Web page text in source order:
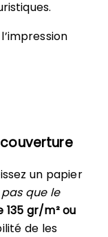
un papier
que le
135 gr/m² ou
de les